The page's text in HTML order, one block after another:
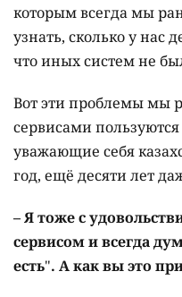
которым всегда мы
узнать, сколько у нас
что иных систем не
Вот эти проблемы мы
сервисами
уважающие себя
год, ещё десяти лет
–Ятожес
сервисомивсегда
есть". Акаквыэто